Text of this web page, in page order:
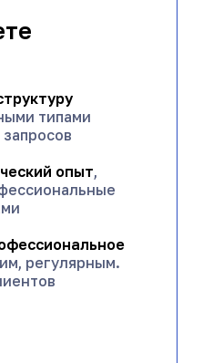
типами
опыт,
регулярным.